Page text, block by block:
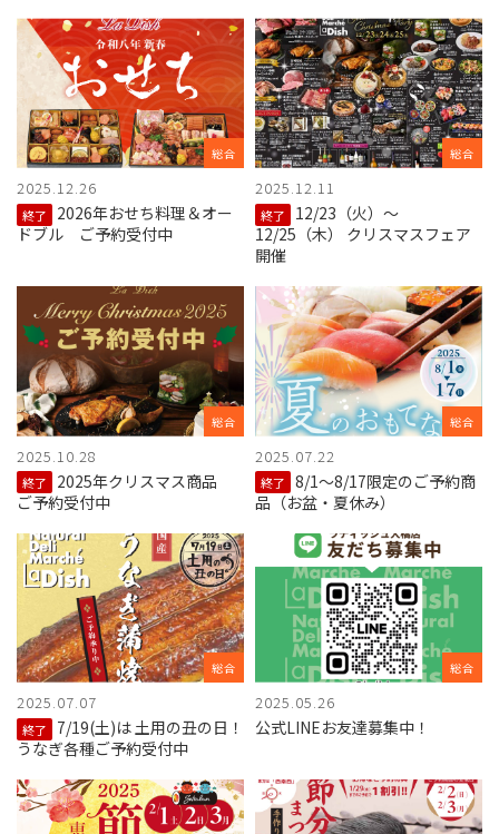
総合
2025.12.26
終了
2026年おせち料理＆オー
ドブル ご予約受付中
総合
2025.12.11
終了
12/23（火）～
12/25（木） クリスマスフェア
開催
総合
2025.10.28
終了
2025年クリスマス商品
ご予約受付中
総合
2025.07.22
終了
8/1～8/17限定のご予約商
品（お盆・夏休み）
総合
2025.07.07
終了
7/19(土)は 土用の丑の日！
うなぎ各種ご予約受付中
総合
2025.05.26
公式LINEお友達募集中！